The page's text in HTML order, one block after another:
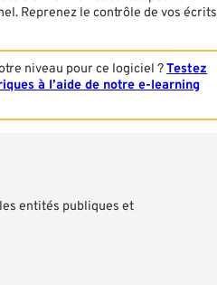
Reprenez le contrôle de vos écrits
niveau pour ce logiciel ?Testez
à l’aide de notre e-learning
entités publiques et